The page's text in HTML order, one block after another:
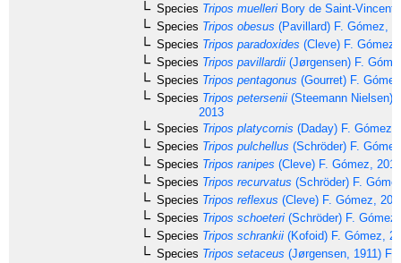
Species Tripos muelleri Bory de Saint-Vincent,
Species Tripos obesus (Pavillard) F. Gómez,
Species Tripos paradoxides (Cleve) F. Gómez,
Species Tripos pavillardii (Jørgensen) F.
Species Tripos pentagonus (Gourret) F.
Species Tripos petersenii (Steemann Nielsen)
2013
Species Tripos platycornis (Daday) F. Gómez,
Species Tripos pulchellus (Schröder) F.
Species Tripos ranipes (Cleve) F. Gómez, 2013
Species Tripos recurvatus (Schröder) F.
Species Tripos reflexus (Cleve) F. Gómez,
Species Tripos schoeteri (Schröder) F.
Species Tripos schrankii (Kofoid) F. Gómez,
Species Tripos setaceus (Jørgensen, 1911) F.